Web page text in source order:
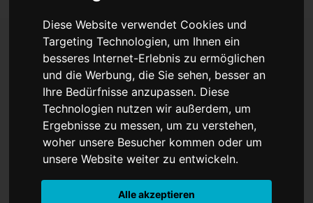
Diese Website verwendet Cookies und
Targeting Technologien, um Ihnen ein
besseres Internet-Erlebnis zu ermöglichen
und die Werbung, die Sie sehen, besser an
Ihre Bedürfnisse anzupassen. Diese
Technologien nutzen wir außerdem, um
Ergebnisse zu messen, um zu verstehen,
woher unsere Besucher kommen oder um
unsere Website weiter zu entwickeln.
Alle akzeptieren
Theater im Pumpenhaus